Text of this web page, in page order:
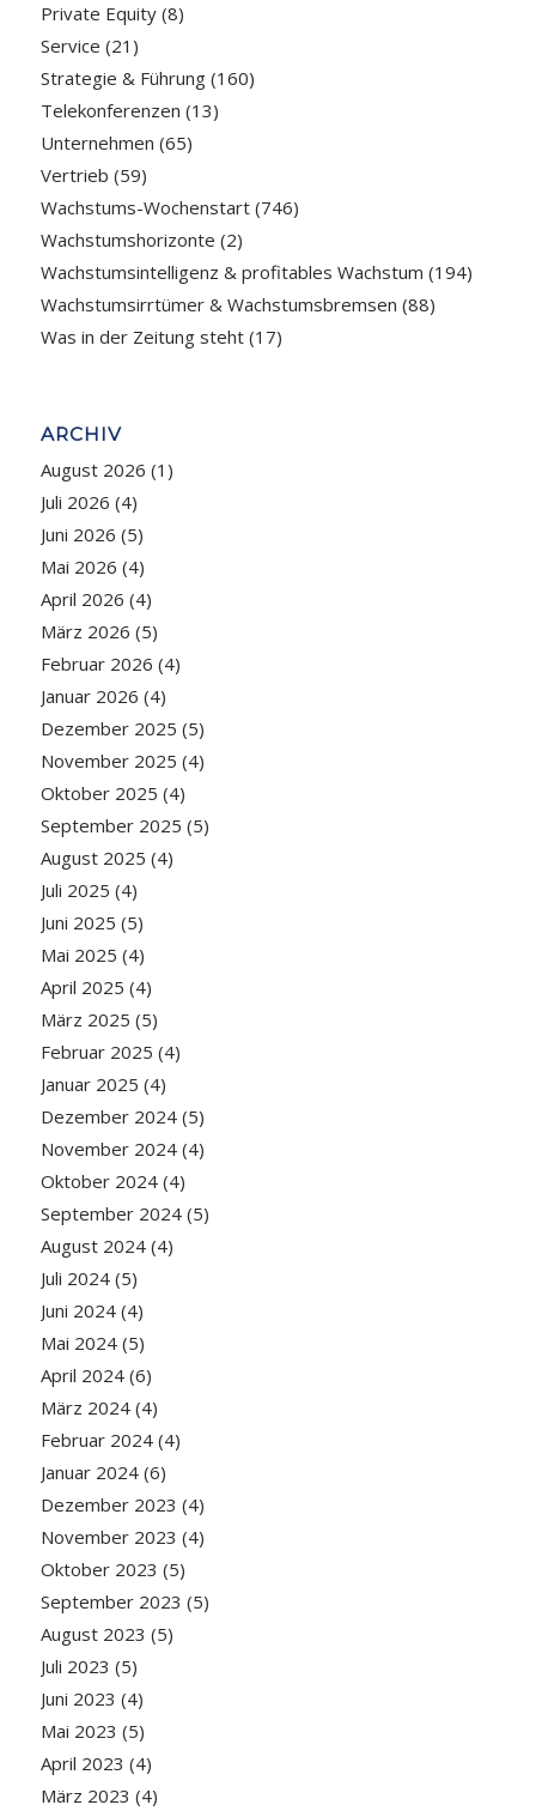
Private Equity(8)
Service (21)
Strategie & Führung(160)
Telekonferenzen (13)
Unternehmen (65)
Vertrieb (59)
Wachstums-Wochenstart(746)
Wachstumshorizonte (2)
Wachstumsintelligenz & profitables Wachstum (194)
Wachstumsirrtümer & Wachstumsbremsen (88)
Was in der Zeitung steht(17)
ARCHIV
August 2026 (1)
Juli 2026 (4)
Juni 2026 (5)
Mai 2026 (4)
April 2026 (4)
März 2026 (5)
Februar 2026 (4)
Januar 2026 (4)
Dezember 2025 (5)
November 2025 (4)
Oktober 2025 (4)
September 2025 (5)
August 2025 (4)
Juli 2025 (4)
Juni 2025 (5)
Mai 2025 (4)
April 2025 (4)
März 2025 (5)
Februar 2025 (4)
Januar 2025 (4)
Dezember 2024(5)
November 2024(4)
Oktober 2024(4)
September 2024(5)
August 2024(4)
Juli 2024(5)
Juni 2024(4)
Mai 2024(5)
April 2024(6)
März 2024(4)
Februar 2024(4)
Januar 2024(6)
Dezember 2023 (4)
November 2023 (4)
Oktober 2023 (5)
September 2023 (5)
August 2023 (5)
Juli 2023 (5)
Juni 2023 (4)
Mai 2023 (5)
April 2023 (4)
März 2023 (4)